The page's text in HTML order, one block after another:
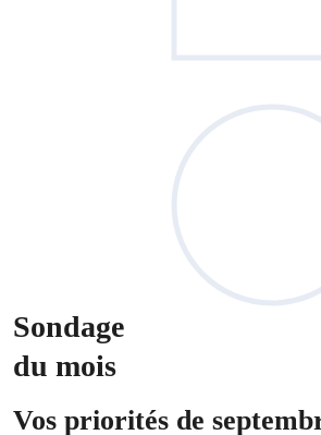
Sondage
du mois
Vos priorités de